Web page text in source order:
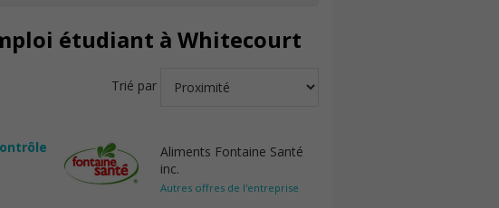
étudiant à Whitecourt
Trié par
Aliments Fontaine Santé
inc.
Autres offres de l'entreprise